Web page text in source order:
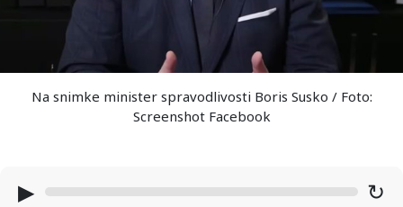
Na snimke minister spravodlivosti Boris Susko / Foto:
Screenshot Facebook
▶ ↻